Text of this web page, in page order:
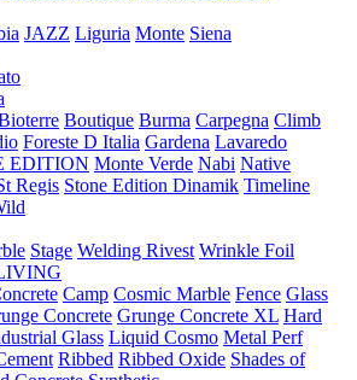
JAZZ Liguria Monte Siena
Boutique Burma Carpegna Climb
Foreste D Italia Gardena Lavaredo
EDITION Monte Verde Nabi Native
Regis Stone Edition Dinamik Timeline
Stage Welding Rivest Wrinkle Foil
Camp Cosmic Marble Fence Glass
Concrete Grunge Concrete XL Hard
Glass Liquid Cosmo Metal Perf
Ribbed Ribbed Oxide Shades of